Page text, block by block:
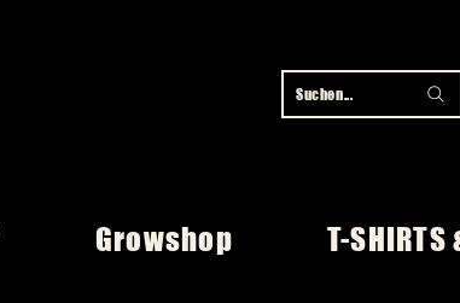
Suchen...
Growshop T-SHIRTS